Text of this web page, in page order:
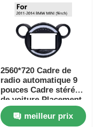
2560*720 Cadre de
radio automatique 9
pouces Cadre stéréo
de voiture Placement
du tableau de bord
meilleur prix